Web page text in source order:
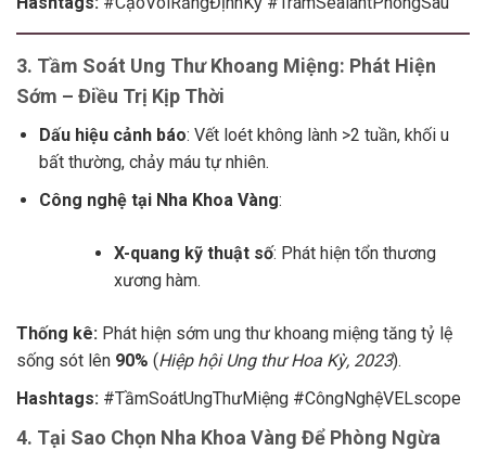
3. Tầm Soát Ung Thư Khoang Miệng: Phát Hiện
Sớm – Điều Trị Kịp Thời
Dấu hiệu cảnh báo: Vết loét không lành >2 tuần, khối u
bất thường, chảy máu tự nhiên.
Công nghệ tại Nha Khoa Vàng:
X-quang kỹ thuật số: Phát hiện tổn thương
xương hàm.
Thống kê: Phát hiện sớm ung thư khoang miệng tăng tỷ lệ
sống sót lên 90% (Hiệp hội Ung thư Hoa Kỳ, 2023).
Hashtags: #TầmSoátUngThưMiệng #CôngNghệVELscope
4. Tại Sao Chọn Nha Khoa Vàng Để Phòng Ngừa